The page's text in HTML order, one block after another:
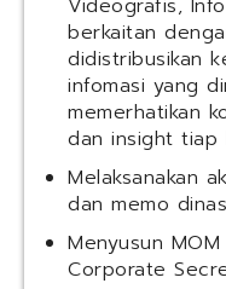
Videografis,
berkaitan
didistribusikan
infomasi yang
memerhatikan
dan insight tiap
Melaksanakan
dan memo
Menyusun
Corporate